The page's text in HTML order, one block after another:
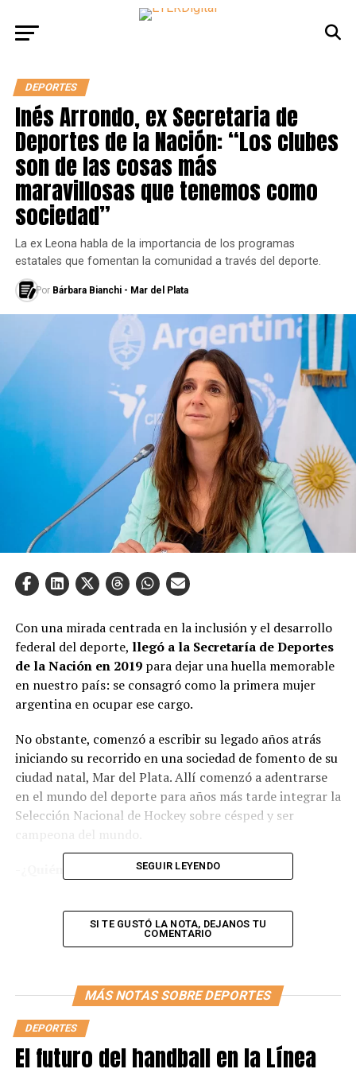
DEPORTES
Inés Arrondo, ex Secretaria de
Deportes de la Nación: “Los clubes
son de las cosas más
maravillosas que tenemos como
sociedad”
La ex Leona habla de la importancia de los programas
estatales que fomentan la comunidad a través del deporte.
Por Bárbara Bianchi - Mar del Plata
Con una mirada centrada en la inclusión y el desarrollo
federal del deporte, llegó a la Secretaría de Deportes
de la Nación en 2019para dejar una huella memorable
en nuestro país: se consagró como la primera mujer
argentina en ocupar ese cargo.
No obstante, comenzó a escribir su legado años atrás
iniciando su recorrido en una sociedad de fomento de su
ciudad natal, Mar del Plata. Allí comenzó a adentrarse
en el mundo del deporte para años más tarde integrar la
Selección Nacional de Hockey sobre césped y ser
campeona del mundo.
-¿Quién era Inés Arrondo antes del hockey?
interesada por el deporte. Hice atletismo, tenis,
gimnasia deportiva… siempre el deporte estuvo muy
después quería serGabriela Sabatini, así fue como un
poco el deporte se presentó en mi vida.
Con el cambio de colegio que tuve entre primaria y casi
SEGUIR LEYENDO
SI TE GUSTÓ LA NOTA, DEJANOS TU
COMENTARIO
MÁS NOTAS SOBRE DEPORTES
DEPORTES
El futuro del handball en la Línea